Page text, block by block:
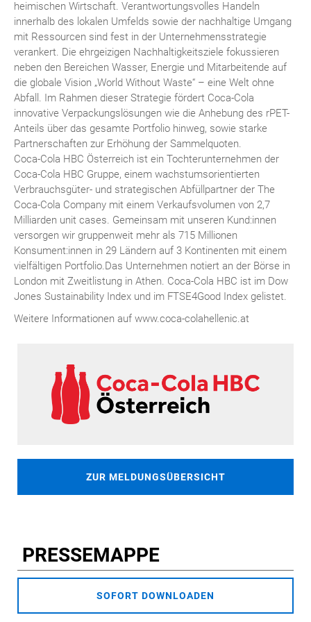
heimischen Wirtschaft. Verantwortungsvolles Handeln
innerhalb des lokalen Umfelds sowie der nachhaltige Umgang
mit Ressourcen sind fest in der Unternehmensstrategie
verankert. Die ehrgeizigen Nachhaltigkeitsziele fokussieren
neben den Bereichen Wasser, Energie und Mitarbeitende auf
die globale Vision „World Without Waste“ – eine Welt ohne
Abfall. Im Rahmen dieser Strategie fördert Coca-Cola
innovative Verpackungslösungen wie die Anhebung des rPET-
Anteils über das gesamte Portfolio hinweg, sowie starke
Partnerschaften zur Erhöhung der Sammelquoten.
Coca-Cola HBC Österreich ist ein Tochterunternehmen der
Coca-Cola HBC Gruppe, einem wachstumsorientierten
Verbrauchsgüter- und strategischen Abfüllpartner der The
Coca-Cola Company mit einem Verkaufsvolumen von 2,7
Milliarden unit cases. Gemeinsam mit unseren Kund:innen
versorgen wir gruppenweit mehr als 715 Millionen
Konsument:innen in 29 Ländern auf 3 Kontinenten mit einem
vielfältigen Portfolio.Das Unternehmen notiert an der Börse in
London mit Zweitlistung in Athen. Coca-Cola HBC ist im Dow
Jones Sustainability Index und im FTSE4Good Index gelistet.
Weitere Informationen auf www.coca-colahellenic.at
ZUR MELDUNGSÜBERSICHT
PRESSEMAPPE
SOFORT DOWNLOADEN